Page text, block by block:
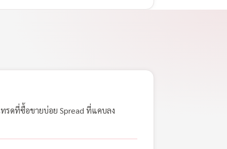
รดที่ซื้อขายบ่อย Spread ที่แคบลง